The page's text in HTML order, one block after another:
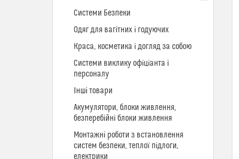
Системи Безпеки
Одяг для вагітних і годуючих
Краса, косметика і догляд за собою
Системи виклику офіціанта і
персоналу
Інші товари
Акумулятори, блоки живлення,
безперебійні блоки живлення
Монтажні роботи з встановлення
систем безпеки, теплої підлоги,
електрики